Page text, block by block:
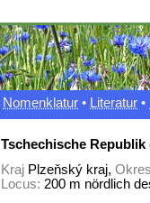
Nomenklatur • Literatur •
Tschechische Republik
Kraj Plzeňský kraj,
Locus: 200 m nördlich